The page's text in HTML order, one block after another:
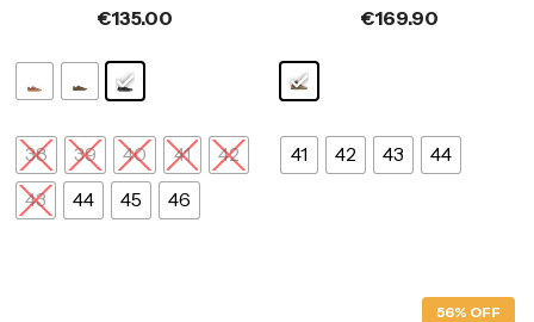
€135.00
38 39 40 41
42
43
44 45 46
€169.90
41 42 43 44
56% OFF